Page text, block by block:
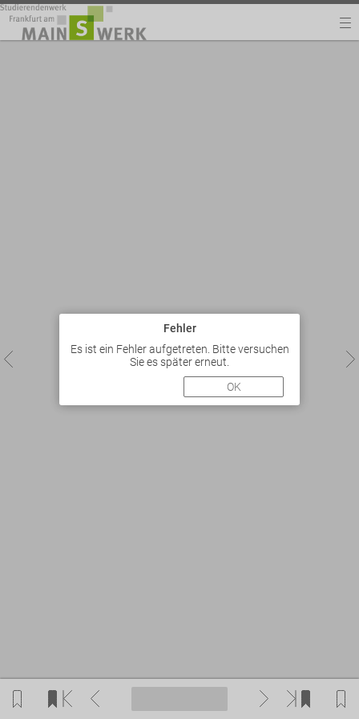
Fehler
Es ist ein Fehler aufgetreten. Bitte versuchen
Sie es später erneut.
OK